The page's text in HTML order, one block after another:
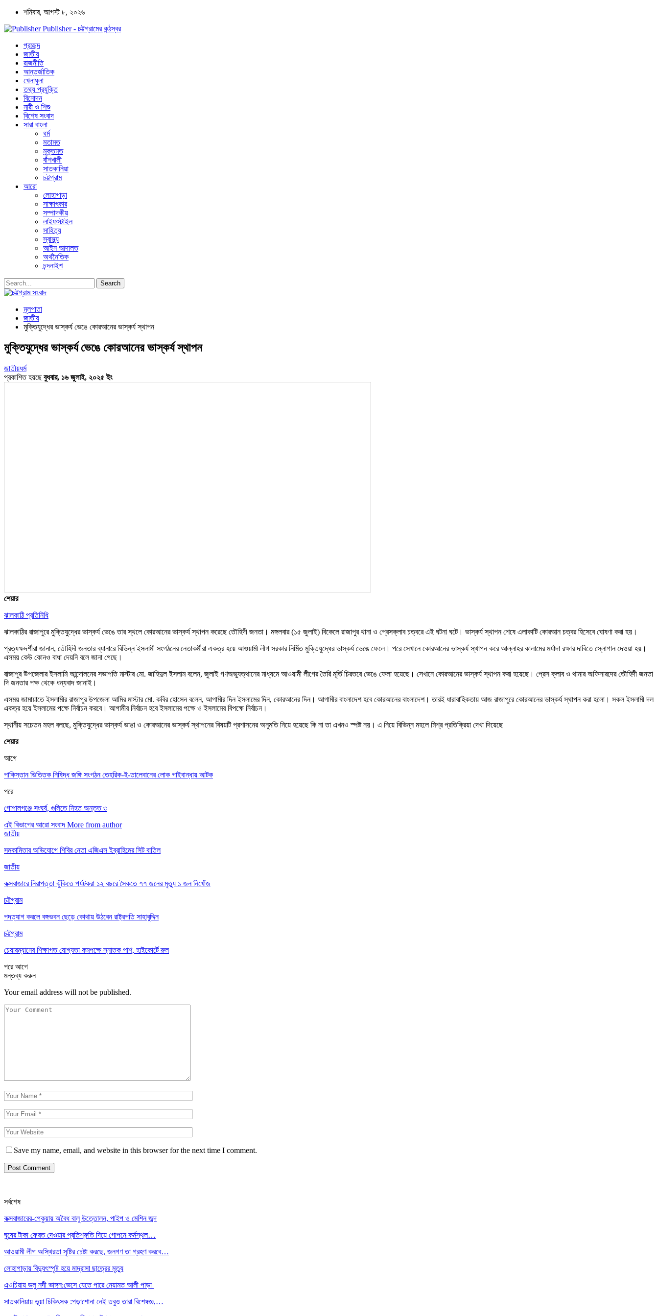
শনিবার, আগস্ট ৮, ২০২৬
Publisher - চট্টগ্রামের কন্ঠস্বর
প্রচ্ছদ
জাতীয়
রাজনীতি
আন্তর্জাতিক
খেলাধুলা
তথ্য প্রযুক্তি
বিনোদন
নারী ও শিশু
বিশেষ সংবাদ
সারা বাংলা
ধর্ম
মতামত
মুক্তমত
বাঁশখালী
সাতকানিয়া
চট্টগ্রাম
আরো
লোহাগাড়া
সাক্ষাৎকার
সম্পাদকীয়
লাইফস্টাইল
সাহিত্য
স্বাস্থ্য
আইন আদালত
অর্থনৈতিক
চন্দনাইশ
মূলপাতা
জাতীয়
মুক্তিযুদ্ধের ভাস্কর্য ভেঙে কোরআনের ভাস্কর্য স্থাপন
মুক্তিযুদ্ধের ভাস্কর্য ভেঙে কোরআনের ভাস্কর্য স্থাপন
জাতীয়ধর্ম
প্রকাশিত হয়ছেবুধবার, ১৬ জুলাই, ২০২৫ ইং
শেয়ার
ঝালকাঠি প্রতিনিধি
ঝালকাঠির রাজাপুরে মুক্তিযুদ্ধের ভাস্কর্য ভেঙে তার স্থলে কোরআনের ভাস্কর্য স্থাপন করেছে তৌহিদী জনতা। মঙ্গলবার (১৫ জুলাই) বিকেলে রাজাপুর থানা ও প্রেসক্লাব চত্বরে এই ঘটনা ঘটে। ভাস্কর্য স্থাপন শেষে এলাকাটি কোরআন চত্বর হিসেবে ঘোষণা করা হয়।
প্রত্যক্ষদর্শীরা জানান, তৌহিদী জনতার ব্যানারে বিভিন্ন ইসলামী সংগঠনের নেতাকর্মীরা একত্র হয়ে আওয়ামী লীগ সরকার নির্মিত মুক্তিযুদ্ধের ভাস্কর্য ভেঙে ফেলে। পরে সেখানে কোরআনের ভাস্কর্য স্থাপন করে আল্লাহর কালামের মর্যাদা রক্ষার দাবিতে স্লোগান দেওয়া হয়।
এসময় কেউ কোনও বাধা দেয়নি বলে জানা গেছে।
রাজাপুর উপজেলার ইসলামি আন্দোলনের সভাপতি মাস্টার মো. জাহিদুল ইসলাম বলেন, জুলাই গণঅভ্যুত্থানের মাধ্যমে আওয়ামী লীগের তৈরি মূর্তি চিরতরে ভেঙে ফেলা হয়েছে। সেখানে কোরআনের ভাস্কর্য স্থাপন করা হয়েছে। প্রেস ক্লাব ও থানার অফিসারদের তৌহিদী জনতা
দি জনতার পক্ষ থেকে ধন্যবাদ জানাই।
এসময় জামায়াতে ইসলামীর রাজাপুর উপজেলা আমির মাস্টার মো. কবির হোসেন বলেন, আগামীর দিন ইসলামের দিন, কোরআনের দিন। আগামীর বাংলাদেশ হবে কোরআনের বাংলাদেশ। তারই ধারাবাহিকতায় আজ রাজাপুরে কোরআনের ভাস্কর্য স্থাপন করা হলো। সকল ইসলামী দল
একত্র হয়ে ইসলামের পক্ষে নির্বাচন করবে। আগামীর নির্বাচন হবে ইসলামের পক্ষে ও ইসলামের বিপক্ষে নির্বাচন।
স্থানীয় সচেতন মহল বলছে, মুক্তিযুদ্ধের ভাস্কর্য ভাঙা ও কোরআনের ভাস্কর্য স্থাপনের বিষয়টি প্রশাসনের অনুমতি নিয়ে হয়েছে কি না তা এখনও স্পষ্ট নয়। এ নিয়ে বিভিন্ন মহলে মিশ্র প্রতিক্রিয়া দেখা দিয়েছে
শেয়ার
আগে
পাকিস্তান ভিত্তিক নিষিদ্ধ জঙ্গি সংগঠন তেহরিক-ই-তালেবানের লোক গাইবান্ধায় আটক
পরে
গোপালগঞ্জে সংঘর্ষ, গুলিতে নিহত অন্তত ৩
এই বিভাগের আরো সংবাদ More from author
জাতীয়
সমকামিতার অভিযোগে শিবির নেতা এজিএস ইব্রাহিমের সিট বাতিল
জাতীয়
কক্সবাজারে নিরাপত্তা ঝুঁকিতে পর্যটকরা ১২ বছরে সৈকতে ৭৭ জনের মৃত্যু ১ জন নিখোঁজ
চট্টগ্রাম
পদত্যাগ করলে বঙ্গভবন ছেড়ে কোথায় উঠবেন রাষ্ট্রপতি সাহাবুদ্দিন
চট্টগ্রাম
চেয়ারম্যানের শিক্ষাগত যোগ্যতা কমপক্ষে স্নাতক পাশ, হাইকোর্টে রুল
পরেআগে
মন্তব্য করুন
Your email address will not be published.
Save my name, email, and website in this browser for the next time I comment.
সর্বশেষ
কক্সবাজারের-পেকুয়ায় অবৈধ বালু উত্তোলন, পাইপ ও মেশিন জব্দ
ঘুষের টাকা ফেরত দেওয়ার প্রতিশ্রুতি দিয়ে গোপনে কর্মস্থল…
আওয়ামী লীগ অস্থিরতা সৃষ্টির চেষ্টা করছে, জনগণ তা গ্রহণ করবে…
লোহাগাড়ায় বিদ্যুৎস্পৃষ্ট হয়ে মাদ্রাসা ছাত্রের মৃত্যু
এওচিয়ায় ডলু নদী ভাঙ্গন:ভেসে যেতে পারে নেয়ামত আলী পাড়া
সাতকানিয়ায় ভূয়া চিকিৎসক :পড়াশোনা নেই তবুও তারা বিশেষজ্ঞ,…